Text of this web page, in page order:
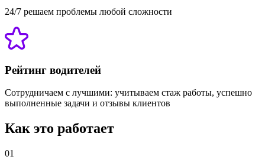
24/7 решаем проблемы любой сложности
Рейтинг водителей
Сотрудничаем с лучшими: учитываем стаж работы, успешно
выполненные задачи и отзывы клиентов
Как это работает
01